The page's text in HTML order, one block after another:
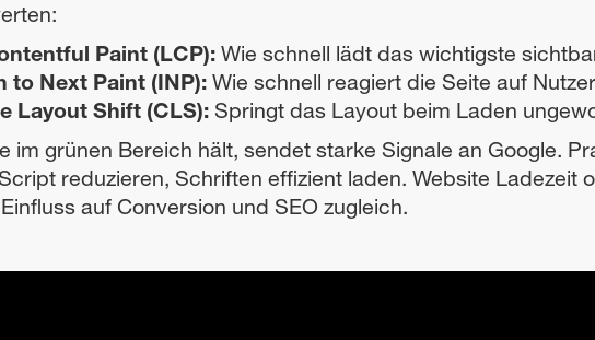
Paint (LCP): Wie schnell lädt das wichtigste
to Next Paint (INP): Wie schnell reagiert die Seite auf
Layout Shift (CLS): Springt das Layout beim Laden
im grünen Bereich hält, sendet starke Signale an Google.
reduzieren, Schriften effizient laden. Website Ladezeit
auf Conversion und SEO zugleich.